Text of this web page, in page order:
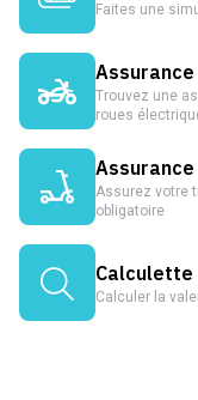
Faites une
Trouvez une
roues
Assurez votre
obligatoire
Calculette
Calculer la